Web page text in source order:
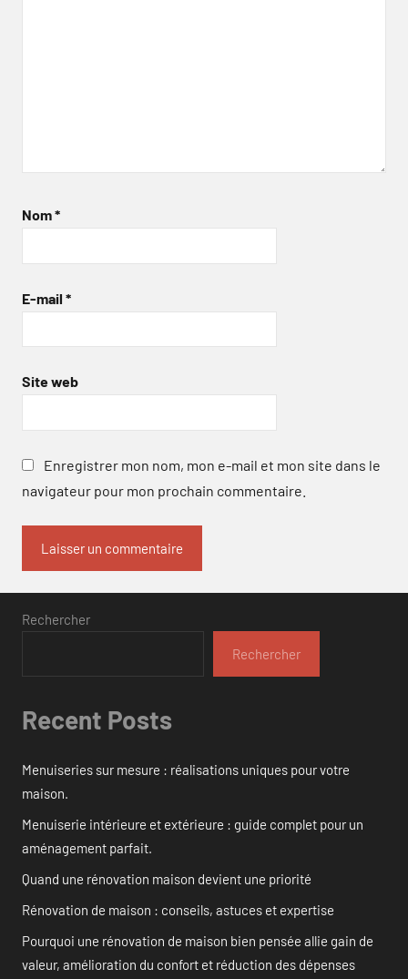
Nom*
E-mail *
Site web
Enregistrer mon nom, mon e-mail et mon site dans le
navigateur pour mon prochain commentaire.
Rechercher
Rechercher
Recent Posts
Menuiseries sur mesure : réalisations uniques pour votre
maison.
Menuiserie intérieure et extérieure : guide complet pour un
aménagement parfait.
Quand une rénovation maison devient une priorité
Rénovation de maison : conseils, astuces et expertise
Pourquoi une rénovation de maison bien pensée allie gain de
valeur, amélioration du confort et réduction des dépenses